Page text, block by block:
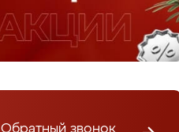
Обратный звонок